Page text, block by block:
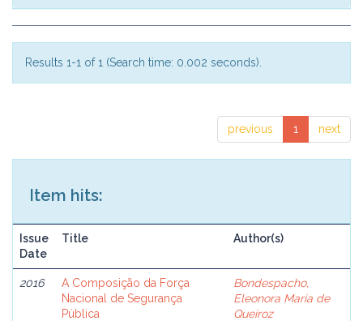
Results 1-1 of 1 (Search time: 0.002 seconds).
previous 1 next
Item hits:
Issue
Date
Title Author(s)
2016
A Composição da Força
Nacional de Segurança
Pública
Bondespacho,
Eleonora Maria de
Queiroz